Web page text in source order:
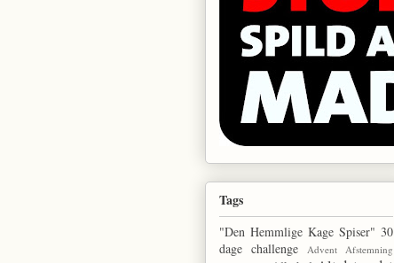
Tags
"Den Hemmlige Kage Spiser" 30
dage challenge
Advent Afstemning